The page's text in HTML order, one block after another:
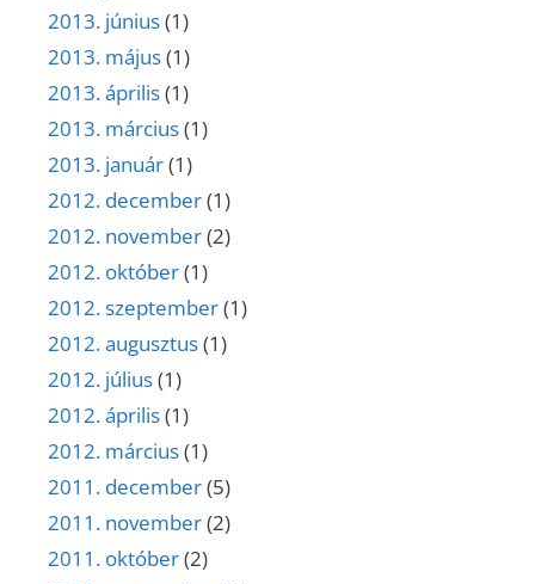
2013. június(1)
2013. május(1)
2013. április(1)
2013. március(1)
2013. január(1)
2012. december(1)
2012. november(2)
2012. október(1)
2012. szeptember(1)
2012. augusztus(1)
2012. július(1)
2012. április(1)
2012. március(1)
2011. december(5)
2011. november(2)
2011. október(2)